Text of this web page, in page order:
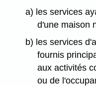
a) les services
d'une maison
b) les services
fournis
aux activités
ou de